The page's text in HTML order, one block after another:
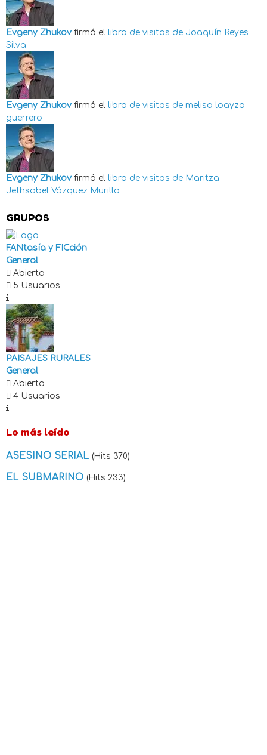
Evgeny Zhukov firmó el libro de visitas de Joaquín Reyes
Silva
Evgeny Zhukov firmó el libro de visitas de melisa loayza
guerrero
Evgeny Zhukov firmó el libro de visitas de Maritza
Jethsabel Vázquez Murillo
GRUPOS
FANtasía y FICción
General
Abierto
5 Usuarios
PAISAJES RURALES
General
Abierto
4 Usuarios
Lo más leído
ASESINO SERIAL (Hits 370)
EL SUBMARINO (Hits 233)